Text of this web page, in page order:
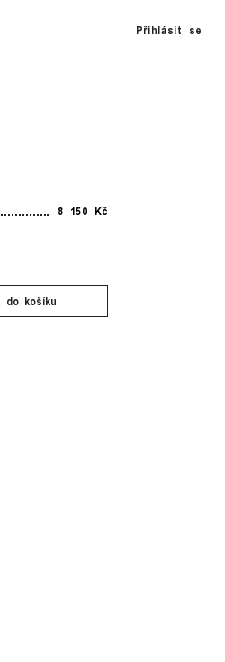
Přihlásit se
8 150 Kč
do košíku